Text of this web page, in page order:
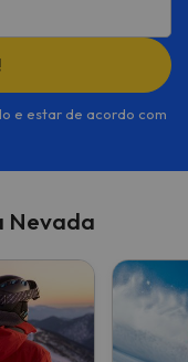
e estar de acordo com
Nevada